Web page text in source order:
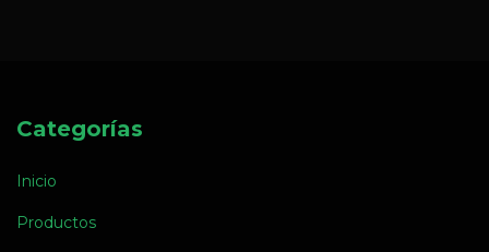
Categorías
Inicio
Productos